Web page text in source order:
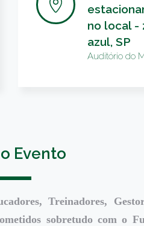
no local -
azul, SP
Auditório do
Evento
Treinadores,
sobretudo com o